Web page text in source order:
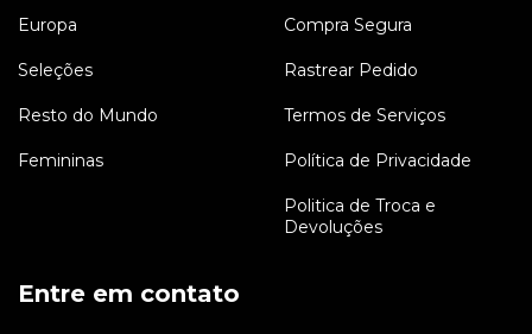
Europa
Seleções
Resto do Mundo
Femininas
Compra Segura
Rastrear Pedido
Termos de Serviços
Política de Privacidade
Politica de Troca e
Devoluções
Entre em contato